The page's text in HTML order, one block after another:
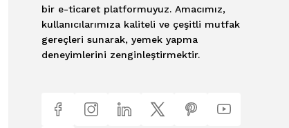
bir e-ticaret platformuyuz. Amacımız,
kullanıcılarımıza kaliteli ve çeşitli mutfak
gereçleri sunarak, yemek yapma
deneyimlerini zenginleştirmektir.